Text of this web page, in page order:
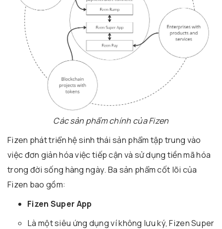
Các sản phẩm chính của Fizen
Fizen phát triển hệ sinh thái sản phẩm tập trung vào
việc đơn giản hóa việc tiếp cận và sử dụng tiền mã hóa
trong đời sống hàng ngày. Ba sản phẩm cốt lõi của
Fizen bao gồm:
Fizen Super App
Là một siêu ứng dụng ví không lưu ký, Fizen Super